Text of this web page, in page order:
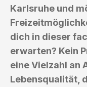
Karlsruhe und
dich in dieser
erwarten? Kein
eine Vielzahl an
Lebensqualität,